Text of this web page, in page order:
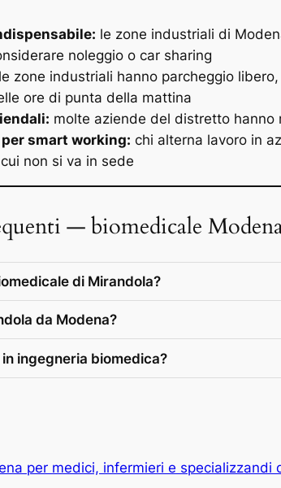
le zone industriali di
noleggio o car sharing
le zone industriali hanno parcheggio
ore di punta della mattina
molte aziende del distretto
smart working: chi alterna lavoro in
non si va in sede
— biomedicale
di Mirandola?
da Modena?
in ingegneria biomedica?
per medici, infermieri e specializzandi